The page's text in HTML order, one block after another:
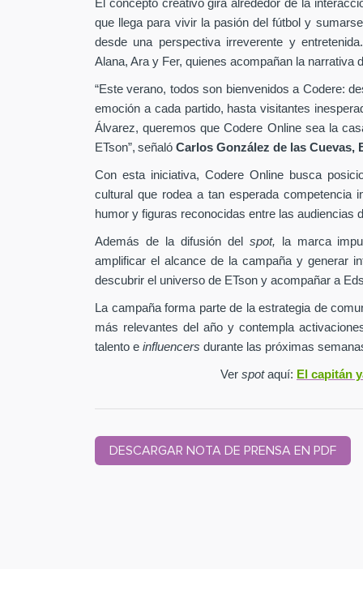
El concepto creativo gira alrededor de la
que llega para vivir la pasión del fútbol y
desde una perspectiva irreverente y
Alana, Ara y Fer, quienes acompañan la narrativa
“Este verano, todos son bienvenidos a Codere:
emoción a cada partido, hasta visitantes
Álvarez, queremos que Codere Online sea la
ETson”, señaló Carlos González de las Cuevas,
Con esta iniciativa, Codere Online busca
cultural que rodea a tan esperada competencia
humor y figuras reconocidas entre las audiencias
Además de la difusión del spot,
la marca
amplificar el alcance de la campaña y generar
descubrir el universo de ETson y acompañar a
La campaña forma parte de la estrategia de
más relevantes del año y contempla
talento e influencers durante las próximas
Ver spotaquí: El capitán
DESCARGAR NOTA DE PRENSA EN PDF